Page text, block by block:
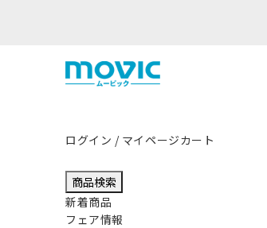
ログイン / マイページカート
商品検索
新着商品
フェア情報